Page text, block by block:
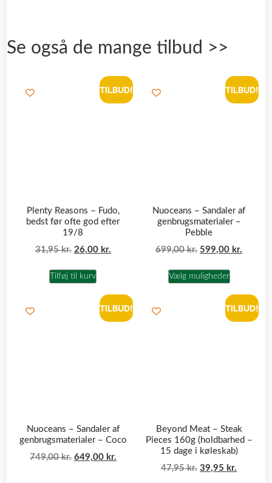
Se også de mange tilbud >>
TILBUD!
Plenty Reasons – Fudo,
bedst før ofte god efter
19/8
31,95kr. 26,00 kr.
Tilføj til kurv
TILBUD!
Nuoceans – Sandaler af
genbrugsmaterialer –
Pebble
699,00kr. 599,00 kr.
Vælg muligheder
TILBUD!
Nuoceans – Sandaler af
genbrugsmaterialer – Coco
749,00kr. 649,00 kr.
TILBUD!
Beyond Meat – Steak
Pieces 160g (holdbarhed –
15 dage i køleskab)
47,95kr. 39,95 kr.